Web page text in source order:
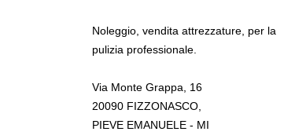
Noleggio vendita attrezzature per la
pulizia professionale.
Via Monte Grappa, 16
20090 FIZZONASCO,
PIEVE EMANUELE - MI